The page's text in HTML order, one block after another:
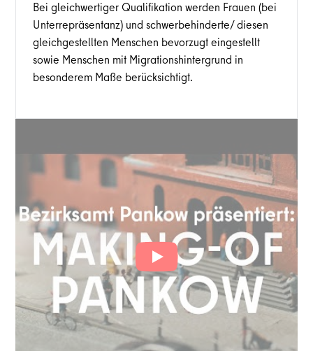
Bei gleichwertiger Qualifikation werden Frauen (bei
Unterrepräsentanz) und schwerbehinderte/ diesen
gleichgestellten Menschen bevorzugt eingestellt
sowie Menschen mit Migrationshintergrund in
besonderem Maße berücksichtigt.